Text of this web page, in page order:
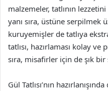
malzemeler, tatlının
yanı sıra, üstüne serpilmek
kuruyemişler de tatlıya
tatlısı, hazırlaması kolay ve
sıra, misafirler için de şık
Gül Tatlısı’nın